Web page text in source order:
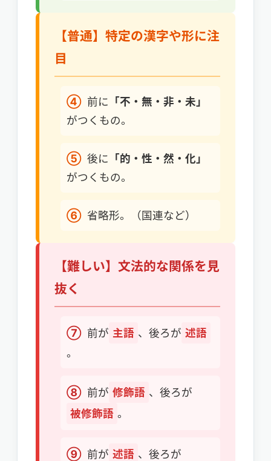
【普通】特定の漢字や形に注
目
④ 前に 「不・無・非・未」
がつくもの。
⑤ 後に 「的・性・然・化」
がつくもの。
⑥ 省略形。（国連など）
【難しい】文法的な関係を見
抜く
⑦ 前が 主語 、後ろが 述語
。
⑧ 前が 修飾語 、後ろが
被修飾語 。
⑨ 前が 述語 、後ろが